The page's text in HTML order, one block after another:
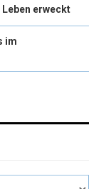
erweckt
im